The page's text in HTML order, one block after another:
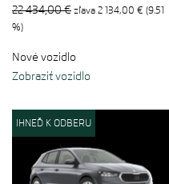
22 434,00 € zľava 2 134,00 € (9.51
%)
Nové vozidlo
Zobraziť vozidlo
IHNEĎ K ODBERU